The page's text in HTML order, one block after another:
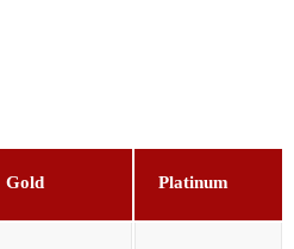
Gold Platinum